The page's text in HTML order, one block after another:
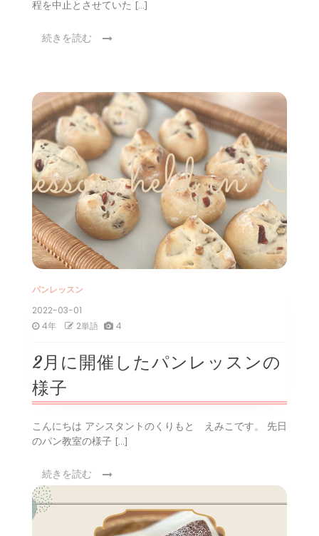
程を中止とさせていた […]
続きを読む
パンレッスン
2022-03-01
4年
2単語 4
2月に開催したパンレッスンの
様子
こんにちは アシスタントのくりもと えみこです。 先日
のパン教室の様子 […]
続きを読む